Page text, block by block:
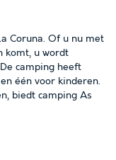
Coruna. Of u nu met
komt, u wordt
camping heeft
één voor kinderen.
biedt camping As